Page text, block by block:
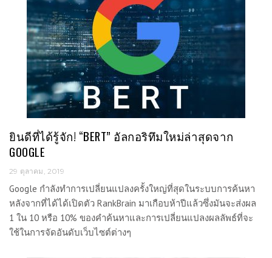
ยินดีที่ได้รู้จัก! “BERT” อัลกอริทึมใหม่ล่าสุดจาก
GOOGLE
29 ตุลาคม, 2019
Google กำลังทำการเปลี่ยนแปลงครั้งใหญ่ที่สุดในระบบการค้นหา
หลังจากที่ได้ได้เปิดตัว RankBrain มาเกือบห้าปีแล้วซึ่งมันจะส่งผล
1 ใน 10 หรือ 10% ของคำค้นหาและการเปลี่ยนแปลงผลลัพธ์ที่จะ
ใช้ในการจัดอันดับเว็บไซต์ต่างๆ